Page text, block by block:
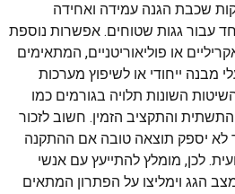
שכבת הגנה עמידה ואחידה
עבור גגות שטוחים. אפשרות נוספת
או פוליאוריטניים, המתאימים
מבנה ייחודי או לשיפוץ מערכות
השונות תלויה בגורמים כמו
התשתית והתקציב הזמין. חשוב לזכור
לא יספק תוצאה טובה אם ההתקנה
לכן, מומלץ להתייעץ עם אנשי
הגג וימליצו על הפתרון המתאים